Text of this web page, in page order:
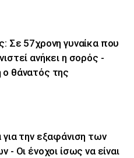
Σε 57χρονη γυναίκα που
ανήκει η σορός -
θάνατός της
την εξαφάνιση των
- Οι ένοχοι ίσως να είναι